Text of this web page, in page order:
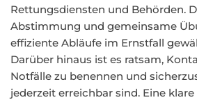
Rettungsdiensten und Behörden.
Abstimmung und gemeinsame
effiziente Abläufe im Ernstfall
Darüber hinaus ist es ratsam,
Notfälle zu benennen und
jederzeit erreichbar sind. Eine